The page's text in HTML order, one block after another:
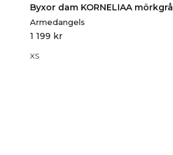
Byxor dam KORNELIAA mörkgrå
Armedangels
1 199 kr
XS